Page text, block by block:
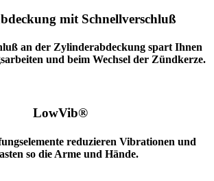
mit Schnellverschluß
an der Zylinderabdeckung spart Ihnen
und beim Wechsel der Zündkerze.
LowVib®
reduzieren Vibrationen und
so die Arme und Hände.